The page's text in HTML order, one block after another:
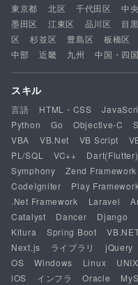
東京都
北区 千代田区 中
墨田区
江東区 品川区 目
区
杉並区 豊島区 板橋区
中部
近畿 九州 中国・四国
スキル
言語 HTML・CSS
Python
Go Objective-C
VBA
VB.Net VB Script
PL/SQL
VC++ Dart(Flutter)
Symphony
Zend Framework
CodeIgniter
Play
.Net Framework
Laravel
Catalyst
Dancer Django
Kitura
Spring Boot
Next.js
ライブラリ jQuery
OS
Windows Linux UNIX
iOS
インフラ Oracle